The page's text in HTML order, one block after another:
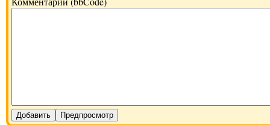
Добавить Предпросмотр